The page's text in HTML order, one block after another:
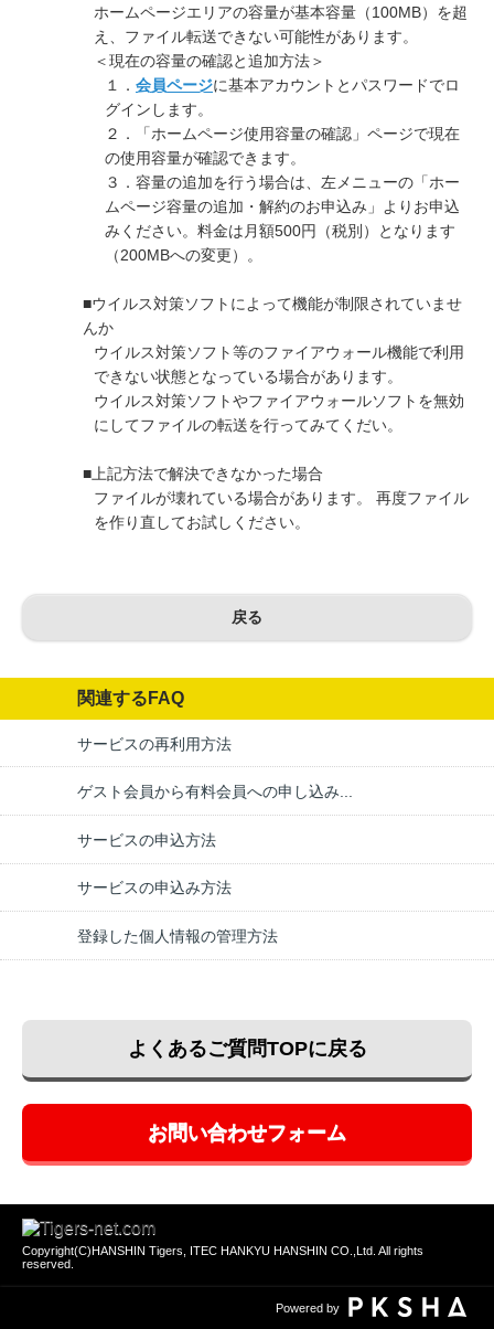
ホームページエリアの容量が基本容量（100MB）を超
え、ファイル転送できない可能性があります。
＜現在の容量の確認と追加方法＞
１． 会員ページに基本アカウントとパスワードでロ
グインします。
２．「ホームページ使用容量の確認」ページで現在
の使用容量が確認できます。
３．容量の追加を行う場合は、左メニューの「ホー
ムページ容量の追加・解約のお申込み」よりお申込
みください。料金は月額500円（税別）となります
（200MBへの変更）。
■ウイルス対策ソフトによって機能が制限されていませ
んか
ウイルス対策ソフト等のファイアウォール機能で利用
できない状態となっている場合があります。
ウイルス対策ソフトやファイアウォールソフトを無効
にしてファイルの転送を行ってみてくだい。
■上記方法で解決できなかった場合
ファイルが壊れている場合があります。 再度ファイル
を作り直してお試しください。
戻る
関連するFAQ
サービスの再利用方法
ゲスト会員から有料会員への申し込み...
サービスの申込方法
サービスの申込み方法
登録した個人情報の管理方法
よくあるご質問TOPに戻る
お問い合わせフォーム
Copyright(C)HANSHIN Tigers, ITEC HANKYU HANSHIN CO.,Ltd. All rights
reserved.
Powered by